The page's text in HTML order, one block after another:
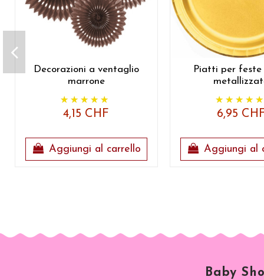
Decorazioni a ventaglio
marrone
4,15 CHF
Aggiungi al carrello
Piatti per feste
6,95 CHF
Aggiungi al
Baby